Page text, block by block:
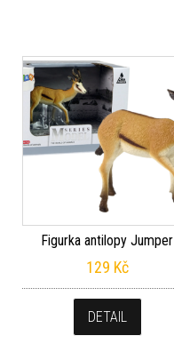
Figurka antilopy Jumper
129 Kč
DETAIL